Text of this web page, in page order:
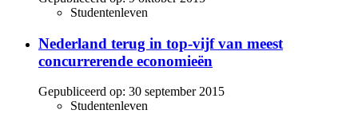
Studentenleven
Nederland terug in top-vijf van meest
concurrerende economieën
Gepubliceerd op: 30 september 2015
Studentenleven